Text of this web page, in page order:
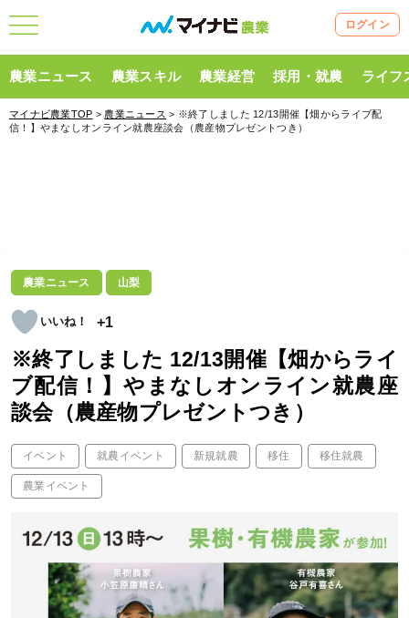
ログイン
農業ニュース 農業スキル 農業経営 採用・就農 ライフ
マイナビ農業TOP > 農業ニュース > ※終了しました 12/13開催【畑からライブ配
信！】やまなしオンライン就農座談会（農産物プレゼントつき）
農業ニュース 山梨
+1
※終了しました 12/13開催【畑からライ
ブ配信！】やまなしオンライン就農座
談会（農産物プレゼントつき）
イベント 就農イベント 新規就農 移住 移住就農
農業イベント